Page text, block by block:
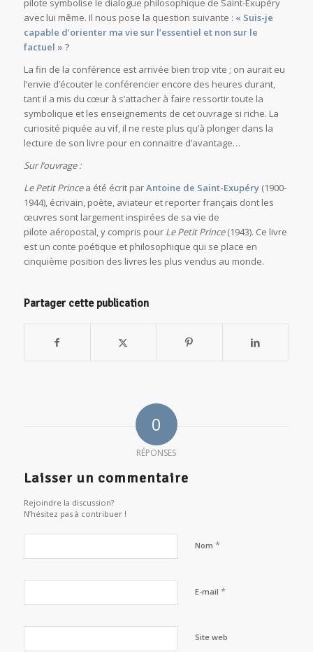
pilote symbolise le dialogue philosophique de Saint-Exupéry
avec lui même. Il nous pose la question suivante : « Suis-je
capable d’orienter ma vie sur l’essentiel et non sur le
factuel » ?
La fin de la conférence est arrivée bien trop vite ; on aurait eu
l’envie d’écouter le conférencier encore des heures durant,
tant il a mis du cœur à s’attacher à faire ressortir toute la
symbolique et les enseignements de cet ouvrage si riche. La
curiosité piquée au vif, il ne reste plus qu’à plonger dans la
lecture de son livre pour en connaitre d’avantage…
Sur l’ouvrage :
Le Petit Princea été écrit parAntoine de Saint-Exupéry (1900-
1944), écrivain, poète, aviateur et reporter français dont les
œuvres sont largement inspirées de sa vie de
pilote aéropostal, y compris pour Le Petit Prince(1943). Ce livre
est un conte poétique et philosophique qui se place en
cinquième position des livres les plus vendus au monde.
Partager cette publication
0
RÉPONSES
Laisser un commentaire
Rejoindre la discussion?
N’hésitez pas à contribuer !
Nom *
E-mail *
Site web